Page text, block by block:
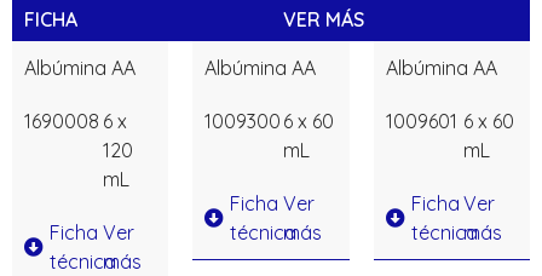
FICHA
VER MÁS
Albúmina AA
1690008 6 x
120
mL
Ficha
técnica
Ver
más
Albúmina AA
1009300 6 x 60
mL
Ficha
técnica
Ver
más
Albúmina AA
1009601 6 x 60
mL
Ficha
técnica
Ver
más